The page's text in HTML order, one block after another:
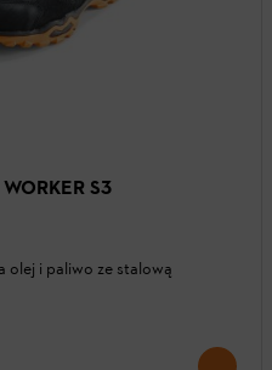
S3
olej i paliwo ze stalową